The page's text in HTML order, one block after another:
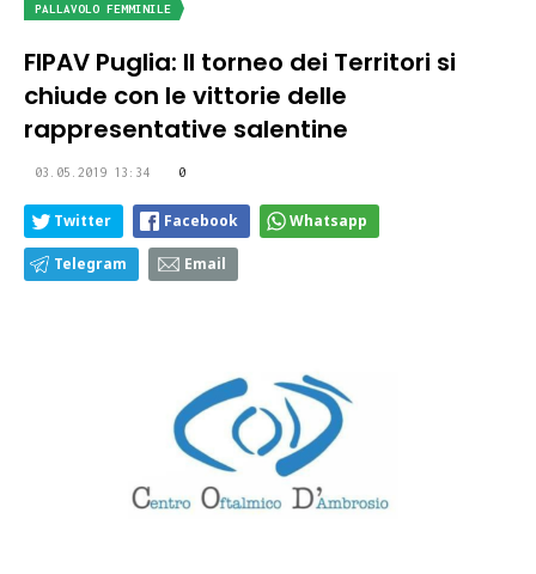
PALLAVOLO FEMMINILE
FIPAV Puglia: Il torneo dei Territori si
chiude con le vittorie delle
rappresentative salentine
03.05.2019 13:34 0
Twitter Facebook Whatsapp
Telegram Email